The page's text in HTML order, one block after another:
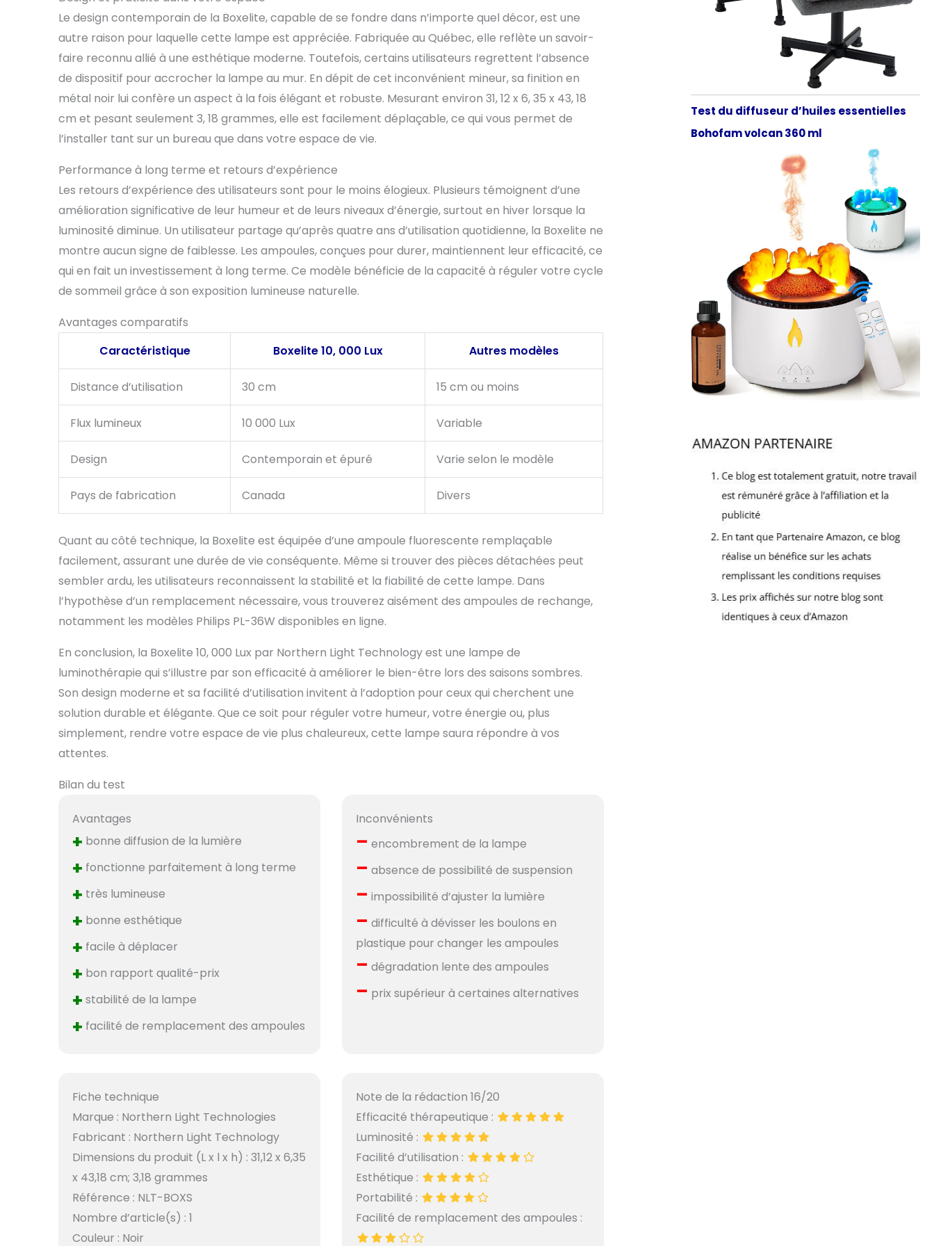
Le design contemporain de la Boxelite, capable de se fondre dans n’importe quel décor, est une
autre raison pour laquelle cette lampe est appréciée. Fabriquée au Québec, elle reflète un savoir-
faire reconnu allié à une esthétique moderne. Toutefois, certains utilisateurs regrettent l’absence
de dispositif pour accrocher la lampe au mur. En dépit de cet inconvénient mineur, sa finition en
métal noir lui confère un aspect à la fois élégant et robuste. Mesurant environ 31, 12 x 6, 35 x 43, 18
cm et pesant seulement 3, 18 grammes, elle est facilement déplaçable, ce qui vous permet de
l’installer tant sur un bureau que dans votre espace de vie.
Performance à long terme et retours d’expérience
Les retours d’expérience des utilisateurs sont pour le moins élogieux. Plusieurs témoignent d’une
amélioration significative de leur humeur et de leurs niveaux d’énergie, surtout en hiver lorsque la
luminosité diminue. Un utilisateur partage qu’après quatre ans d’utilisation quotidienne, la Boxelite ne
montre aucun signe de faiblesse. Les ampoules, conçues pour durer, maintiennent leur efficacité, ce
qui en fait un investissement à long terme. Ce modèle bénéficie de la capacité à réguler votre cycle
de sommeil grâce à son exposition lumineuse naturelle.
Avantages comparatifs
Caractéristique
Boxelite 10, 000 Lux Autres modèles
Distance d’utilisation 30 cm 15 cm ou moins
Flux lumineux 10 000 Lux Variable
Design Contemporain et épuré Varie selon le modèle
Pays de fabrication Canada Divers
Quant au côté technique, la Boxelite est équipée d’une ampoule fluorescente remplaçable
facilement, assurant une durée de vie conséquente. Même si trouver des pièces détachées peut
sembler ardu, les utilisateurs reconnaissent la stabilité et la fiabilité de cette lampe. Dans
l’hypothèse d’un remplacement nécessaire, vous trouverez aisément des ampoules de rechange,
notamment les modèles Philips PL-36W disponibles en ligne.
En conclusion, la Boxelite 10, 000 Lux par Northern Light Technology est une lampe de
luminothérapie qui s’illustre par son efficacité à améliorer le bien-être lors des saisons sombres.
Son design moderne et sa facilité d’utilisation invitent à l’adoption pour ceux qui cherchent une
solution durable et élégante. Que ce soit pour réguler votre humeur, votre énergie ou, plus
simplement, rendre votre espace de vie plus chaleureux, cette lampe saura répondre à vos
attentes.
Bilan du test
Avantages
+ bonne diffusion de la lumière
+ fonctionne parfaitement à long terme
+ très lumineuse
+ bonne esthétique
+ facile à déplacer
+ bon rapport qualité-prix
+ stabilité de la lampe
+ facilité de remplacement des ampoules
Inconvénients
– encombrement de la lampe
– absence de possibilité de suspension
– impossibilité d’ajuster la lumière
– difficulté à dévisser les boulons en
plastique pour changer les ampoules
– dégradation lente des ampoules
– prix supérieur à certaines alternatives
Fiche technique
Marque : Northern Light Technologies
Fabricant : Northern Light Technology
Dimensions du produit (L x l x h) : 31,12 x 6,35
x 43,18 cm; 3,18 grammes
Référence : NLT-BOXS
Nombre d’article(s) : 1
Couleur : Noir
Note de la rédaction 16/20
Efficacité thérapeutique :
Luminosité :
Facilité d’utilisation :
Esthétique :
Portabilité :
Facilité de remplacement des ampoules :
Test du diffuseur d’huiles essentielles
Bohofam volcan 360 ml